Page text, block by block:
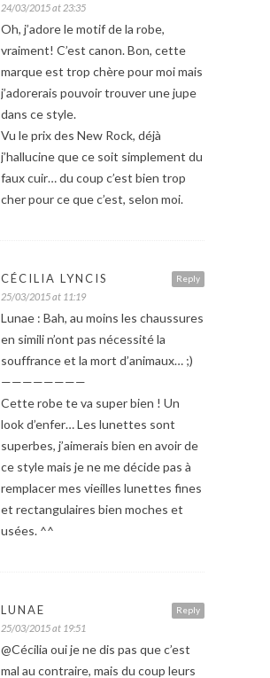
24/03/2015 at 23:35
Oh, j’adore le motif de la robe,
vraiment! C’est canon. Bon, cette
marque est trop chère pour moi mais
j’adorerais pouvoir trouver une jupe
dans ce style.
Vu le prix des New Rock, déjà
j’hallucine que ce soit simplement du
faux cuir… du coup c’est bien trop
cher pour ce que c’est, selon moi.
Reply
CÉCILIA LYNCIS
25/03/2015 at 11:19
Lunae : Bah, au moins les chaussures
en simili n’ont pas nécessité la
souffrance et la mort d’animaux… ;)
————————
Cette robe te va super bien ! Un
look d’enfer… Les lunettes sont
superbes, j’aimerais bien en avoir de
ce style mais je ne me décide pas à
remplacer mes vieilles lunettes fines
et rectangulaires bien moches et
usées. ^^
Reply
LUNAE
25/03/2015 at 19:51
@Cécilia oui je ne dis pas que c’est
mal au contraire, mais du coup leurs